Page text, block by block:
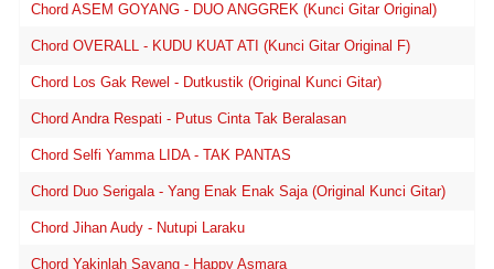
Chord ASEM GOYANG - DUO ANGGREK (Kunci Gitar Original)
Chord OVERALL - KUDU KUAT ATI (Kunci Gitar Original F)
Chord Los Gak Rewel - Dutkustik (Original Kunci Gitar)
Chord Andra Respati - Putus Cinta Tak Beralasan
Chord Selfi Yamma LIDA - TAK PANTAS
Chord Duo Serigala - Yang Enak Enak Saja (Original Kunci Gitar)
Chord Jihan Audy - Nutupi Laraku
Chord Yakinlah Sayang - Happy Asmara